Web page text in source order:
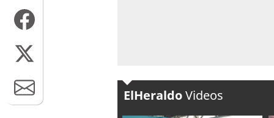
ElHeraldoVideos